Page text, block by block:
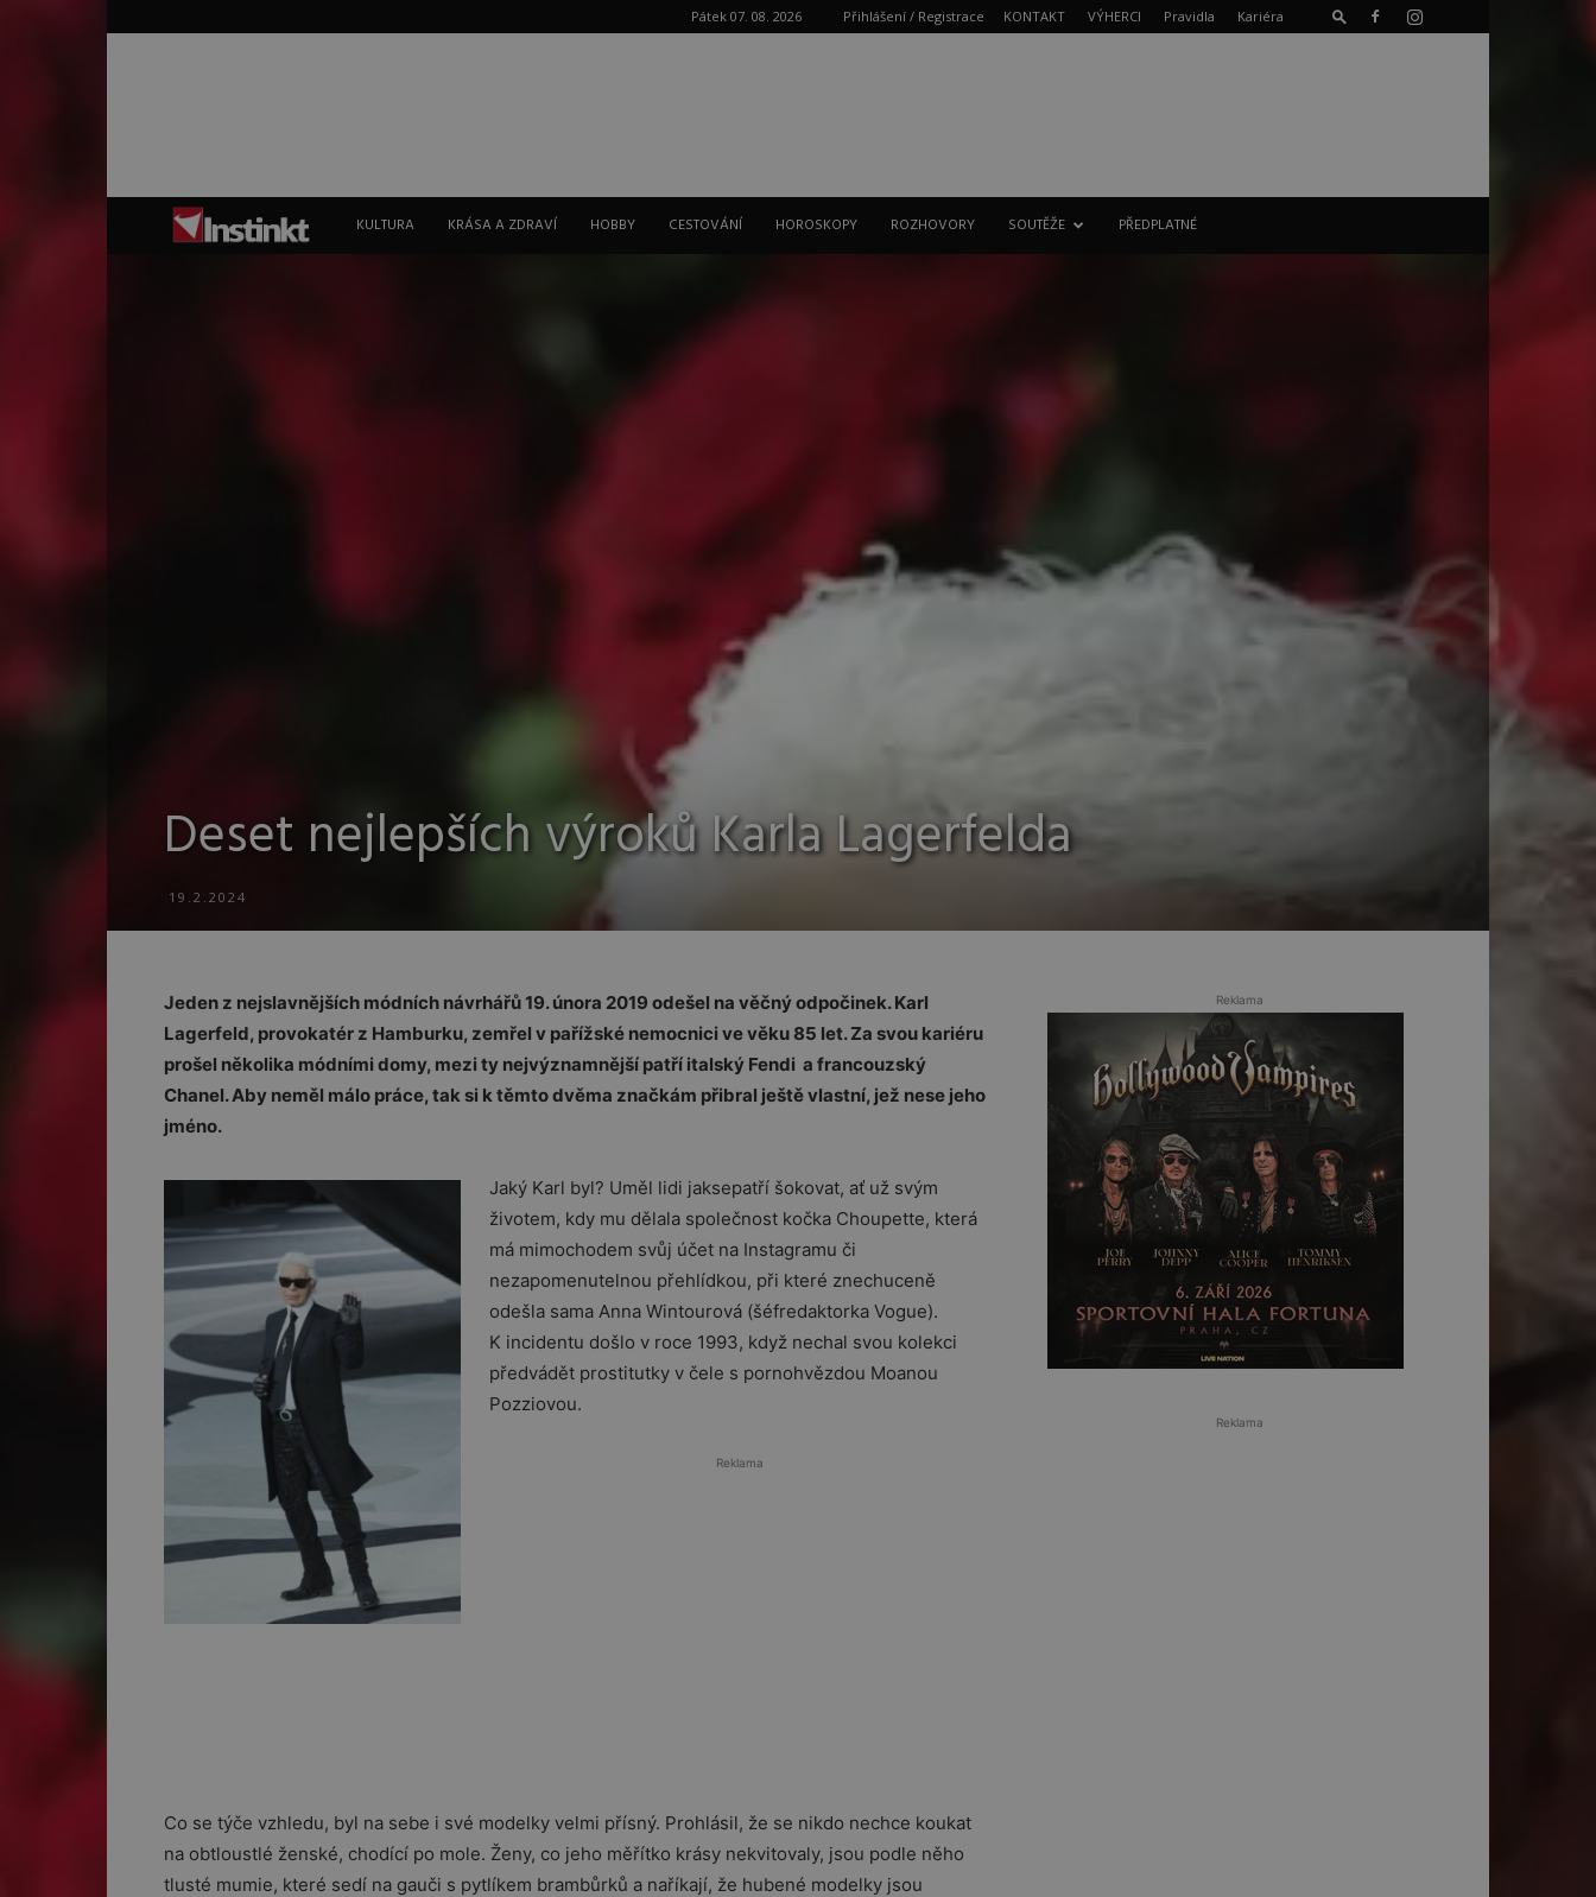
Pátek 07. 08. 2026 Přihlášení / Registrace KONTAKT VÝHERCI Pravidla Kariéra
Instinkt
KULTURA KRÁSA A ZDRAVÍ HOBBY CESTOVÁNÍ HOROSKOPY ROZHOVORY SOUTĚŽE PŘEDPLATNÉ
Deset nejlepších výroků Karla Lagerfelda
19.2.2024
Jeden z nejslavnějších módních návrhářů 19. února 2019 odešel na věčný odpočinek. Karl
Lagerfeld, provokatér z Hamburku, zemřel v pařížské nemocnici ve věku 85 let. Za svou kariéru
prošel několika módními domy, mezi ty nejvýznamnější patří italský Fendi a francouzský
Chanel. Aby neměl málo práce, tak si k těmto dvěma značkám přibral ještě vlastní, jež nese jeho
jméno.
Jaký Karl byl? Uměl lidi jaksepatří šokovat, ať už svým
životem, kdy mu dělala společnost kočka Choupette, která
má mimochodem svůj účet na Instagramu či
nezapomenutelnou přehlídkou, při které znechuceně
odešla sama Anna Wintourová (šéfredaktorka Vogue).
K incidentu došlo v roce 1993, když nechal svou kolekci
předvádět prostitutky v čele s pornohvězdou Moanou
Pozziovou.
Reklama
Co se týče vzhledu, byl na sebe i své modelky velmi přísný. Prohlásil, že se nikdo nechce koukat
na obtloustlé ženské, chodící po mole. Ženy, co jeho měřítko krásy nekvitovaly, jsou podle něho
tlusté mumie, které sedí na gauči s pytlíkem brambůrků a naříkají, že hubené modelky jsou
Reklama
Reklama